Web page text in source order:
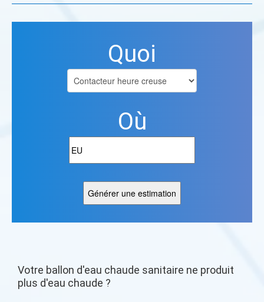
Quoi
Où
Votre ballon d'eau chaude sanitaire ne produit
plus d'eau chaude ?